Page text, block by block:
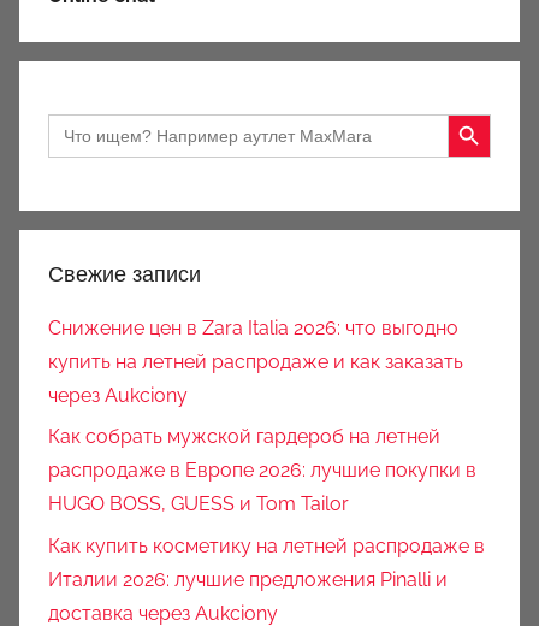
Search
for:
Search Button
Свежие записи
Снижение цен в Zara Italia 2026: что выгодно
купить на летней распродаже и как заказать
через Aukciony
Как собрать мужской гардероб на летней
распродаже в Европе 2026: лучшие покупки в
HUGO BOSS, GUESS и Tom Tailor
Как купить косметику на летней распродаже в
Италии 2026: лучшие предложения Pinalli и
доставка через Aukciony